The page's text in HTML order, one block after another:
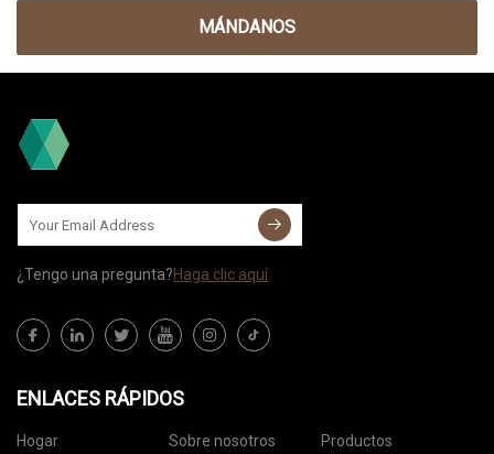
MÁNDANOS
¿Tengo una pregunta?Haga clic aquí
ENLACES RÁPIDOS
Hogar Sobre nosotros
Productos